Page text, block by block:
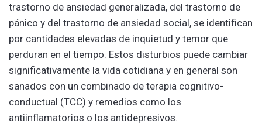
trastorno de ansiedad generalizada, del trastorno de
pánico y del trastorno de ansiedad social, se identifican
por cantidades elevadas de inquietud y temor que
perduran en el tiempo. Estos disturbios puede cambiar
significativamente la vida cotidiana y en general son
sanados con un combinado de terapia cognitivo-
conductual (TCC) y remedios como los
antiinflamatorios o los antidepresivos.